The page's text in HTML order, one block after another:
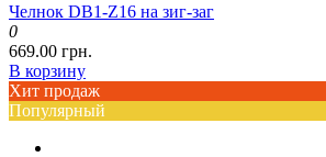
Челнок DB1-Z16 на зиг-заг
0
669.00 грн.
В корзину
Хит продаж
Популярный